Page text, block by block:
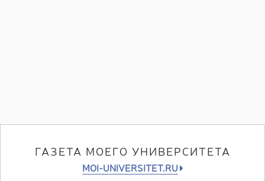
ГАЗЕТА МОЕГО УНИВЕРСИТЕТА
MOI-UNIVERSITET.RU